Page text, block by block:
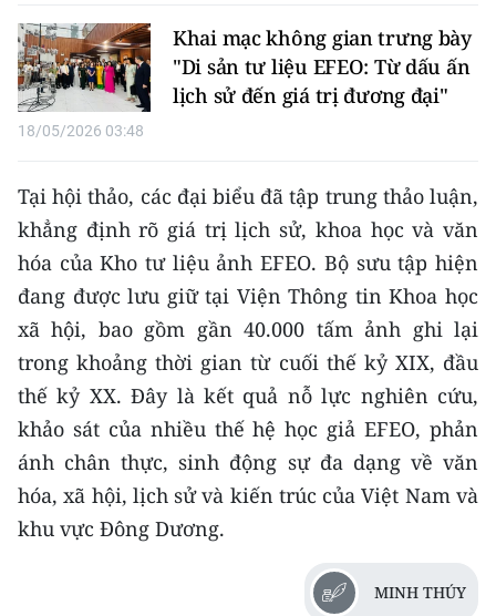
Khai mạc không gian trưng bày
"Di sản tư liệu EFEO: Từ dấu ấn
lịch sử đến giá trị đương đại"
18/05/2026 03:48
Tại hội thảo, các đại biểu đã tập trung thảo luận,
khẳng định rõ giá trị lịch sử, khoa học và văn
hóa của Kho tư liệu ảnh EFEO. Bộ sưu tập hiện
đang được lưu giữ tại Viện Thông tin Khoa học
xã hội, bao gồm gần 40.000 tấm ảnh ghi lại
trong khoảng thời gian từ cuối thế kỷ XIX, đầu
thế kỷ XX. Đây là kết quả nỗ lực nghiên cứu,
khảo sát của nhiều thế hệ học giả EFEO, phản
ánh chân thực, sinh động sự đa dạng về văn
hóa, xã hội, lịch sử và kiến trúc của Việt Nam và
khu vực Đông Dương.
MINH THÚY